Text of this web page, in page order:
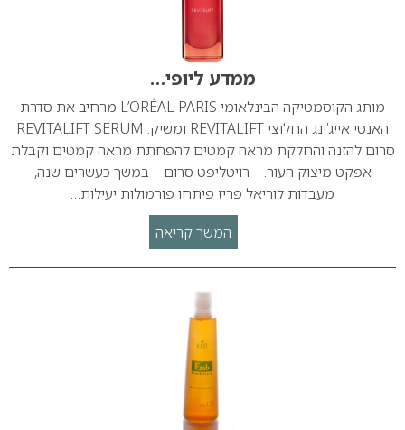
ממדע ליופי…
מותג הקוסמטיקה הבינלאומי L’ORÉAL PARIS מרחיב את סדרת
האנטי אייג’ינג החלוצי REVITALIFT ומשיק: REVITALIFT SERUM
סרום להזנה והחלקת מראה קמטים להפחתת מראה קמטים וקבלת
אפקט מיצוק העור. – רויטליפט סרום – במשך כעשרים שנה,
מעבדות לוריאל פריז פיתחו פורמולות יעילות…
המשך קריאה